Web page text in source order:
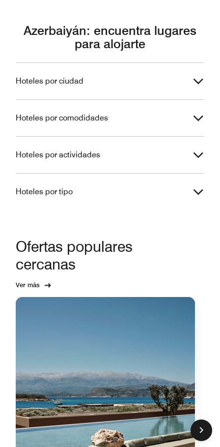
Azerbaiyán: encuentra lugares
para alojarte
Hoteles por ciudad
Hoteles por comodidades
Hoteles por actividades
Hoteles por tipo
Ofertas populares
cercanas
Ver más